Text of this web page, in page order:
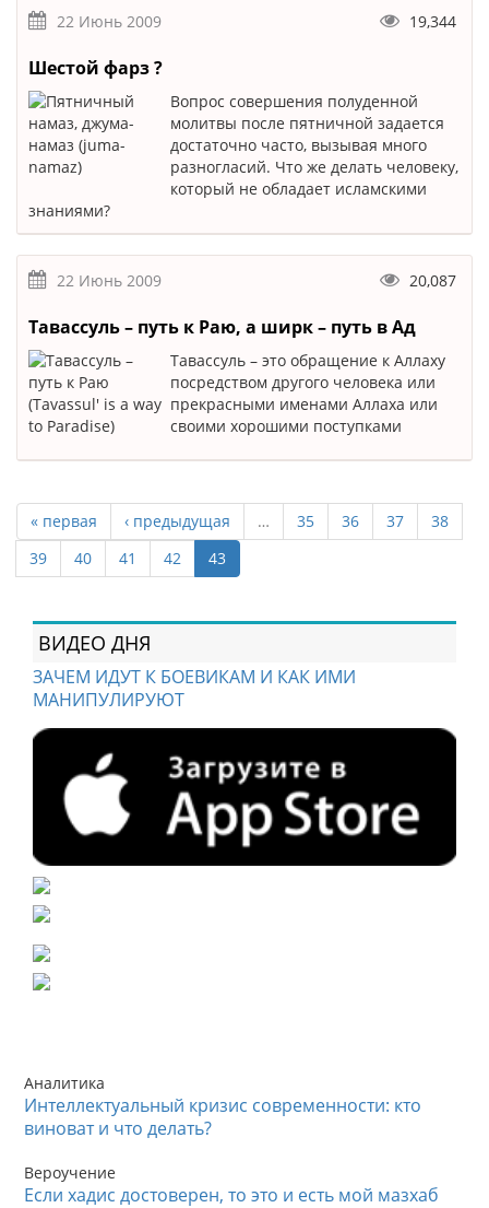
22 Июнь 2009 19,344
Шестой фарз ?
Вопрос совершения полуденной
молитвы после пятничной задается
достаточно часто, вызывая много
разногласий. Что же делать человеку,
который не обладает исламскими
знаниями?
22 Июнь 2009 20,087
Тавассуль – путь к Раю, а ширк – путь в Ад
Тавассуль – это обращение к Аллаху
посредством другого человека или
прекрасными именами Аллаха или
своими хорошими поступками
« первая ‹ предыдущая … 35 36 37
38
39
40 41 42 43
ВИДЕО ДНЯ
ЗАЧЕМ ИДУТ К БОЕВИКАМ И КАК ИМИ
МАНИПУЛИРУЮТ
Аналитика
Интеллектуальный кризис современности: кто
виноват и что делать?
Вероучение
Если хадис достоверен, то это и есть мой мазхаб